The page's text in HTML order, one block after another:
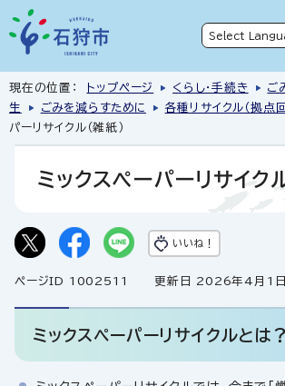
現在の位置： トップページ くらし・手続き
ご
生
ごみを減らすために 各種リサイクル（拠点
パーリサイクル（雑紙）
ミックスペーパーリサイクル
いいね！
ページID 1002511 更新日 2026年4月1日
ミックスペーパーリサイクルとは